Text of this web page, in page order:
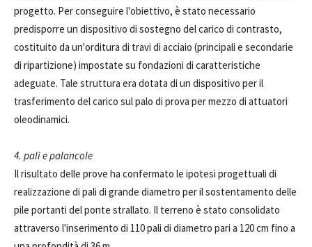
progetto. Per conseguire l'obiettivo, è stato necessario
predisporre un dispositivo di sostegno del carico di contrasto,
costituito da un'orditura di travi di acciaio (principali e secondarie
di ripartizione) impostate su fondazioni di caratteristiche
adeguate. Tale struttura era dotata di un dispositivo per il
trasferimento del carico sul palo di prova per mezzo di attuatori
oleodinamici.
4. pali e palancole
Il risultato delle prove ha confermato le ipotesi progettuali di
realizzazione di pali di grande diametro per il sostentamento delle
pile portanti del ponte strallato. Il terreno è stato consolidato
attraverso l'inserimento di 110 pali di diametro pari a 120 cm fino a